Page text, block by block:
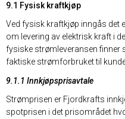
9.1 Fysisk kraftkjøp
Ved fysisk kraftkjøp inngås det
om levering av elektrisk kraft i
fysiske strømleveransen finner
faktiske strømforbruket til
9.1.1 Innkjøpsprisavtale
Strømprisen er Fjordkrafts
spotprisen i det prisområdet